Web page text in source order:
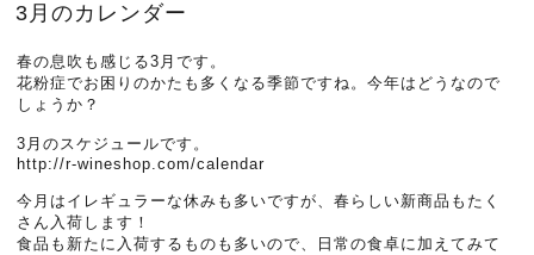
3月のカレンダー
春の息吹も感じる3月です。
花粉症でお困りのかたも多くなる季節ですね。今年はどうなので
しょうか？
3月のスケジュールです。
http://r-wineshop.com/calendar
今月はイレギュラーな休みも多いですが、春らしい新商品もたく
さん入荷します！
食品も新たに入荷するものも多いので、日常の食卓に加えてみて